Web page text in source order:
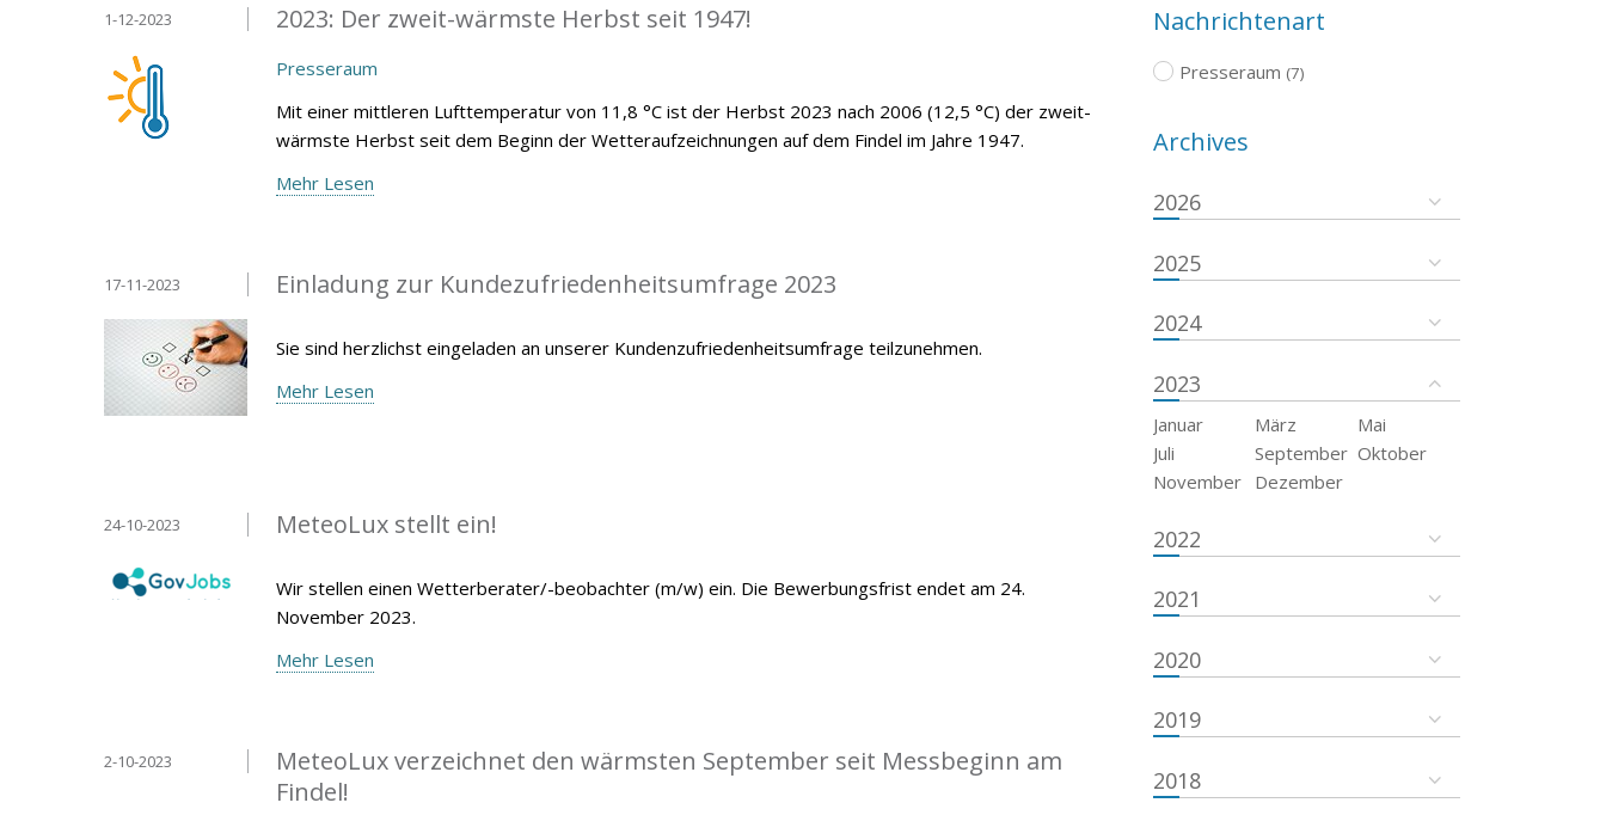
2023: Der zweit-wärmste Herbst seit 1947!
1-12-2023
Presseraum
Mit einer mittleren Lufttemperatur von 11,8 °C ist der Herbst 2023 nach 2006 (12,5 °C) der zweit-
wärmste Herbst seit dem Beginn der Wetteraufzeichnungen auf dem Findel im Jahre 1947.
Mehr Lesen
Einladung zur Kundezufriedenheitsumfrage 2023
17-11-2023
Sie sind herzlichst eingeladen an unserer Kundenzufriedenheitsumfrage teilzunehmen.
Mehr Lesen
MeteoLux stellt ein!
24-10-2023
Wir stellen einen Wetterberater/-beobachter (m/w) ein. Die Bewerbungsfrist endet am 24.
November 2023.
Mehr Lesen
MeteoLux verzeichnet den wärmsten September seit Messbeginn am
Findel!
2-10-2023
Nachrichtenart
Presseraum (7)
Archives
2026
2025
2024
2023
Januar März
Mai
Juli
September Oktober
November
Dezember
2022
2021
2020
2019
2018